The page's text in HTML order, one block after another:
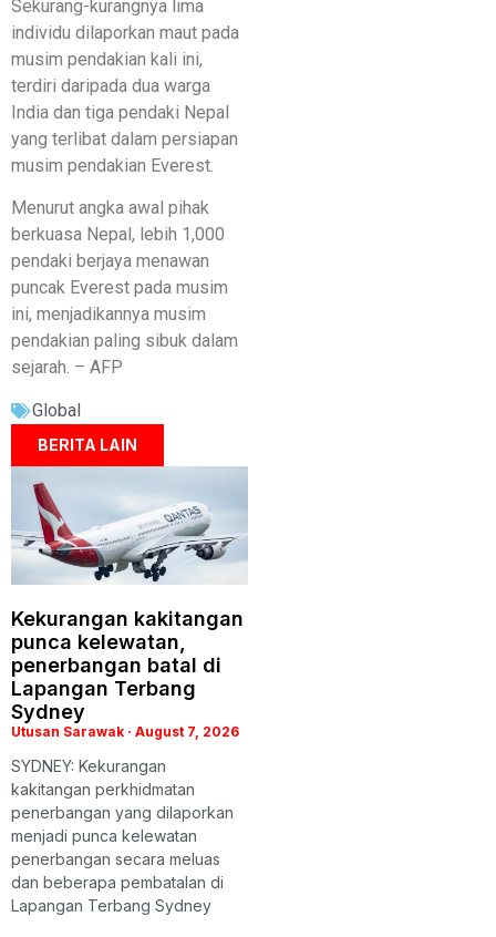
Sekurang-kurangnya lima
individu dilaporkan maut pada
musim pendakian kali ini,
terdiri daripada dua warga
India dan tiga pendaki Nepal
yang terlibat dalam persiapan
musim pendakian Everest.
Menurut angka awal pihak
berkuasa Nepal, lebih 1,000
pendaki berjaya menawan
puncak Everest pada musim
ini, menjadikannya musim
pendakian paling sibuk dalam
sejarah. – AFP
Global
BERITA LAIN
Kekurangan kakitangan
punca kelewatan,
penerbangan batal di
Lapangan Terbang
Sydney
Utusan Sarawak August 7, 2026
SYDNEY: Kekurangan
kakitangan perkhidmatan
penerbangan yang dilaporkan
menjadi punca kelewatan
penerbangan secara meluas
dan beberapa pembatalan di
Lapangan Terbang Sydney